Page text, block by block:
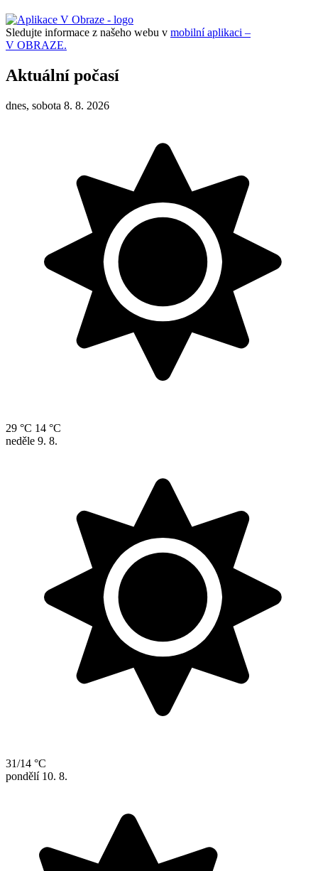
Sledujte informace z našeho webu v mobilní aplikaci –
V OBRAZE.
Aktuální počasí
dnes, sobota 8. 8. 2026
29 °C 14 °C
neděle 9. 8.
31/14 °C
pondělí 10. 8.